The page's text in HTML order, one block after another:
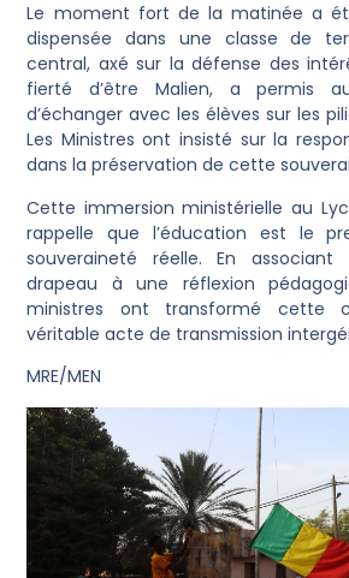
Le moment fort de la matinée a
dispensée dans une classe de
central, axé sur la défense des
fierté d’être Malien, a permis
d’échanger avec les élèves sur les
Les Ministres ont insisté sur la
dans la préservation de cette
Cette immersion ministérielle au
rappelle que l’éducation est le
souveraineté réelle. En
drapeau à une réflexion
ministres ont transformé cette
véritable acte de transmission
MRE/MEN